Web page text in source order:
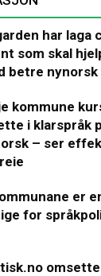
har laga
som skal
betre nynorsk
kommune
i klarspråk
– ser
er
for
omsette